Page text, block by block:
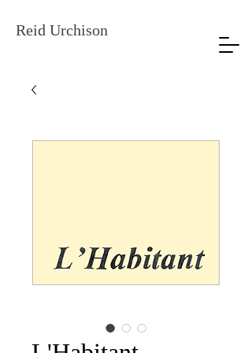
Reid Urchison